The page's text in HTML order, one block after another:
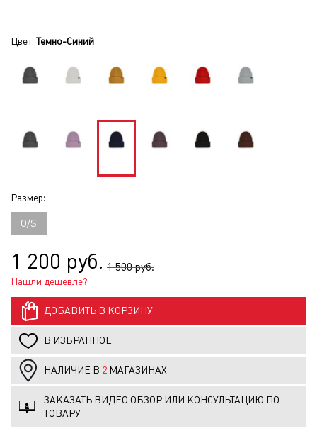
Цвет: Темно-Синий
Размер:
O/S
1 200 руб. 1 500 руб.
Нашли дешевле?
ДОБАВИТЬ В КОРЗИНУ
В ИЗБРАННОЕ
НАЛИЧИЕ В 2 МАГАЗИНАХ
ЗАКАЗАТЬ ВИДЕО ОБЗОР ИЛИ КОНСУЛЬТАЦИЮ ПО
ТОВАРУ